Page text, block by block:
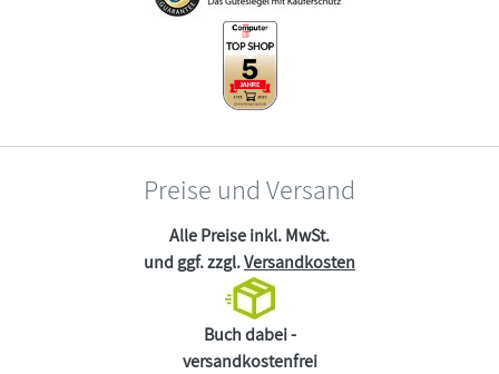
Preise und Versand
Alle Preise inkl. MwSt.
und ggf. zzgl.Versandkosten
Buch dabei -
versandkostenfrei